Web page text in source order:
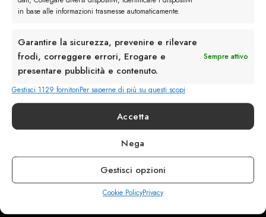
in base alle informazioni trasmesse automaticamente.
Garantire la sicurezza, prevenire e rilevare
frodi, correggere errori, Erogare e
presentare pubblicità e contenuto.
Sempre attivo
Gestisci 1129 fornitoriPer saperne di più su questi scopi
Accetta
Nega
Gestisci opzioni
Cookie PolicyPrivacy
info@calzaturebelfiore.com
+39 02 468042
MI 20145 • Milano
Termini e Condizioni
Resi e Rimborsi
Spedizioni
Privacy